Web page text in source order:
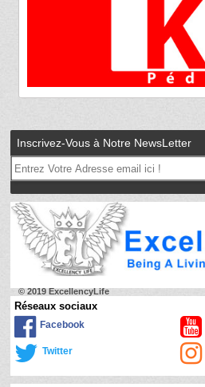
Inscrivez-Vous à Notre NewsLetter
© 2019 ExcellencyLife
Réseaux sociaux
Facebook
Twitter